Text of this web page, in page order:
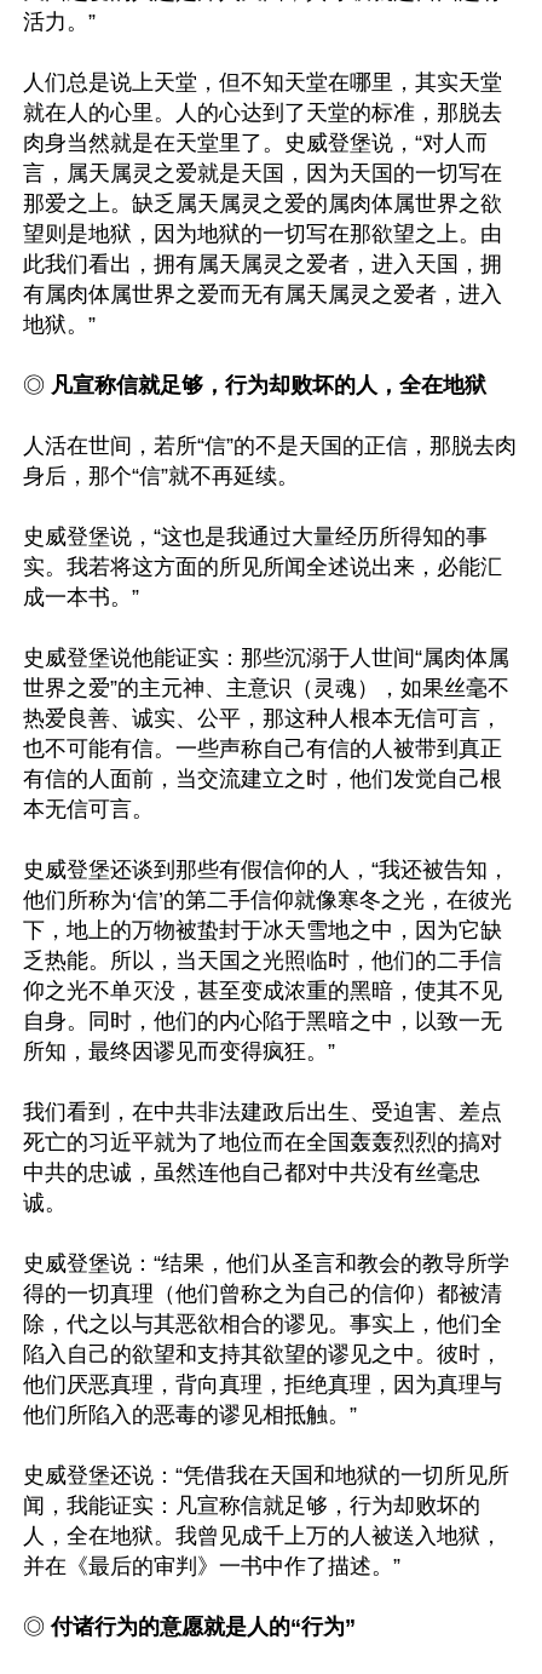
活力。”
人们总是说上天堂，但不知天堂在哪里，其实天堂
就在人的心里。人的心达到了天堂的标准，那脱去
肉身当然就是在天堂里了。史威登堡说，“对人而
言，属天属灵之爱就是天国，因为天国的一切写在
那爱之上。缺乏属天属灵之爱的属肉体属世界之欲
望则是地狱，因为地狱的一切写在那欲望之上。由
此我们看出，拥有属天属灵之爱者，进入天国，拥
有属肉体属世界之爱而无有属天属灵之爱者，进入
地狱。”
◎ 凡宣称信就足够，行为却败坏的人，全在地狱
人活在世间，若所“信”的不是天国的正信，那脱去肉
身后，那个“信”就不再延续。
史威登堡说，“这也是我通过大量经历所得知的事
实。我若将这方面的所见所闻全述说出来，必能汇
成一本书。”
史威登堡说他能证实：那些沉溺于人世间“属肉体属
世界之爱”的主元神、主意识（灵魂），如果丝毫不
热爱良善、诚实、公平，那这种人根本无信可言，
也不可能有信。一些声称自己有信的人被带到真正
有信的人面前，当交流建立之时，他们发觉自己根
本无信可言。
史威登堡还谈到那些有假信仰的人，“我还被告知，
他们所称为‘信’的第二手信仰就像寒冬之光，在彼光
下，地上的万物被蛰封于冰天雪地之中，因为它缺
乏热能。所以，当天国之光照临时，他们的二手信
仰之光不单灭没，甚至变成浓重的黑暗，使其不见
自身。同时，他们的内心陷于黑暗之中，以致一无
所知，最终因谬见而变得疯狂。”
我们看到，在中共非法建政后出生、受迫害、差点
死亡的习近平就为了地位而在全国轰轰烈烈的搞对
中共的忠诚，虽然连他自己都对中共没有丝毫忠
诚。
史威登堡说：“结果，他们从圣言和教会的教导所学
得的一切真理（他们曾称之为自己的信仰）都被清
除，代之以与其恶欲相合的谬见。事实上，他们全
陷入自己的欲望和支持其欲望的谬见之中。彼时，
他们厌恶真理，背向真理，拒绝真理，因为真理与
他们所陷入的恶毒的谬见相抵触。”
史威登堡还说：“凭借我在天国和地狱的一切所见所
闻，我能证实：凡宣称信就足够，行为却败坏的
人，全在地狱。我曾见成千上万的人被送入地狱，
并在《最后的审判》一书中作了描述。”
◎ 付诸行为的意愿就是人的“行为”